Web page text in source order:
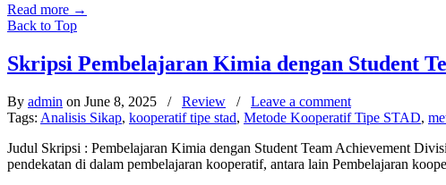
Read more →
Back to Top
Skripsi Pembelajaran Kimia dengan Student
By admin on June 8, 2025 / Review / Leave a comment
Tags: Analisis Sikap, kooperatif tipe stad, Metode Kooperatif Tipe STAD,
Judul Skripsi : Pembelajaran Kimia dengan Student Team Achievement
pendekatan di dalam pembelajaran kooperatif, antara lain Pembelajaran